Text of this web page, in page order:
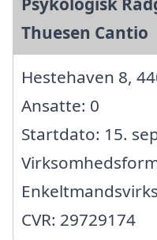
Thuesen Cantio
Hestehaven 8,
Ansatte: 0
Startdato: 15.
CVR: 29729174